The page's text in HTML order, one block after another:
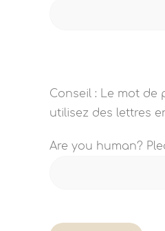
Conseil : Le mot de
utilisez des lettres
Are you human?